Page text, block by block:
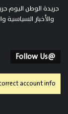
جريدة الوطن اليوم
والأخبار السياسية
@Follow Us
account info.